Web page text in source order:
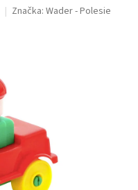
Značka: Wader - Polesie